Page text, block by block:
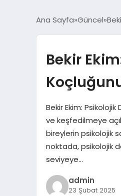
Ana Sayfa Güncel
Bekir
Bekir Ekim:
ve keşfedilmeye
bireylerin psikolojik
noktada, psikolojik
seviyeye…
admin
23 Şubat 2025